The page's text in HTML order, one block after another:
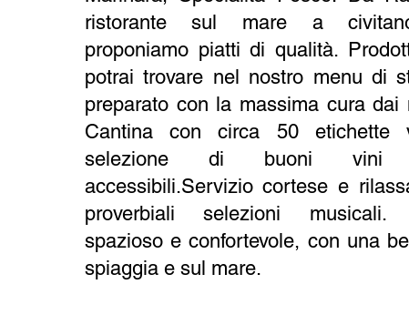
ristorante sul mare a
proponiamo piatti di qualità.
potrai trovare nel nostro menu di
preparato con la massima cura dai
Cantina con circa 50 etichette
selezione di buoni
accessibili.Servizio cortese e
proverbiali selezioni
spaziosoe confortevole, con una
spiaggia e sul mare.